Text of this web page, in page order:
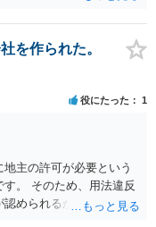
せんが、提案するのは
を作られた。
役にたった 1
主の許可が必要という
。 そのため、用法違反
められるかどうかが問